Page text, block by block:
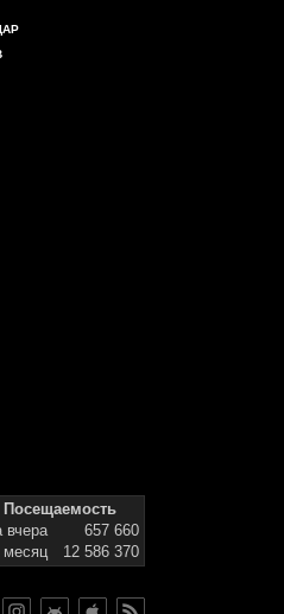
Посещаемость
вчера
657 660
месяц
12 586 370